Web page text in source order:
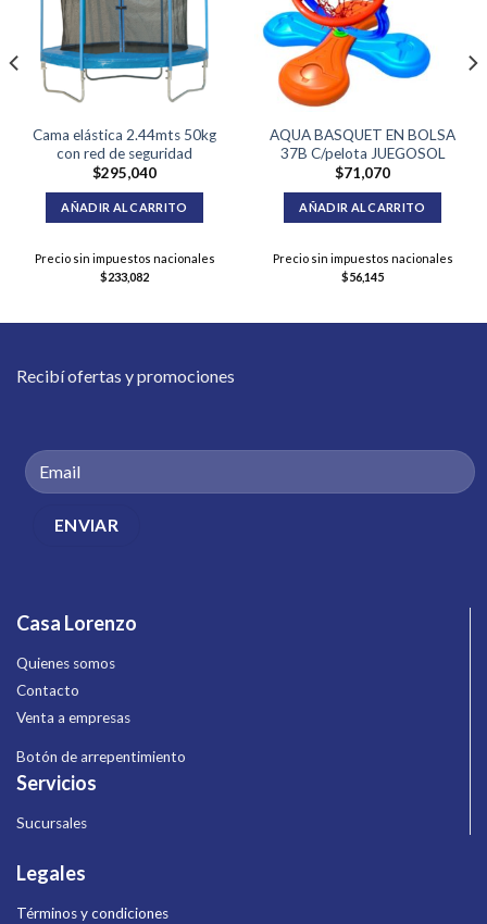
Cama elástica 2.44mts 50kg
con red de seguridad
$295,040
AÑADIR AL CARRITO
Precio sin impuestos nacionales
$233,082
AQUA BASQUET EN BOLSA
37B C/pelota JUEGOSOL
$71,070
AÑADIR AL CARRITO
Precio sin impuestos nacionales
$56,145
Recibí ofertas y promociones
Casa Lorenzo
Quienes somos
Contacto
Venta a empresas
Botón de arrepentimiento
Servicios
Sucursales
Legales
Términos y condiciones